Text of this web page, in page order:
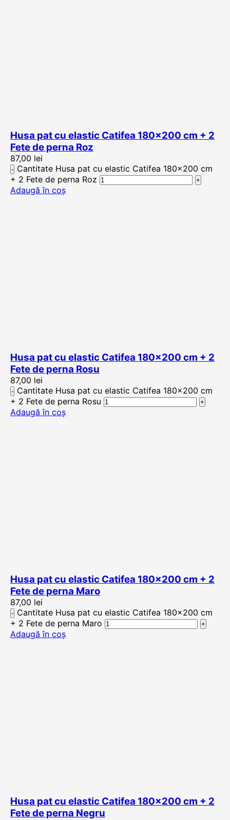
Husa pat cu elastic Catifea 180×200 cm + 2
Fete de perna Roz
87,00 lei
Cantitate Husa pat cu elastic Catifea 180×200 cm
+ 2 Fete de perna Roz
Adaugă în coș
Husa pat cu elastic Catifea 180×200 cm + 2
Fete de perna Rosu
87,00 lei
Cantitate Husa pat cu elastic Catifea 180×200 cm
+ 2 Fete de perna Rosu
Adaugă în coș
Husa pat cu elastic Catifea 180×200 cm + 2
Fete de perna Maro
87,00 lei
Cantitate Husa pat cu elastic Catifea 180×200 cm
+ 2 Fete de perna Maro
Adaugă în coș
Husa pat cu elastic Catifea 180×200 cm + 2
Fete de perna Negru